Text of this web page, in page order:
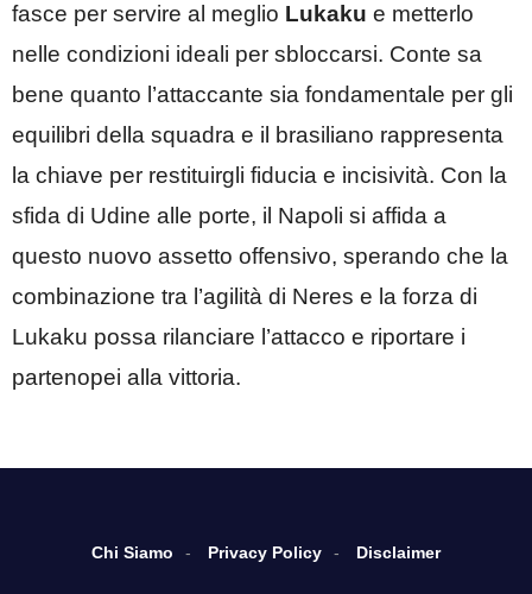
fasce per servire al meglio Lukaku e metterlo
nelle condizioni ideali per sbloccarsi. Conte sa
bene quanto l’attaccante sia fondamentale per gli
equilibri della squadra e il brasiliano rappresenta
la chiave per restituirgli fiducia e incisività. Con la
sfida di Udine alle porte, il Napoli si affida a
questo nuovo assetto offensivo, sperando che la
combinazione tra l’agilità di Neres e la forza di
Lukaku possa rilanciare l’attacco e riportare i
partenopei alla vittoria.
Chi Siamo Privacy Policy Disclaimer